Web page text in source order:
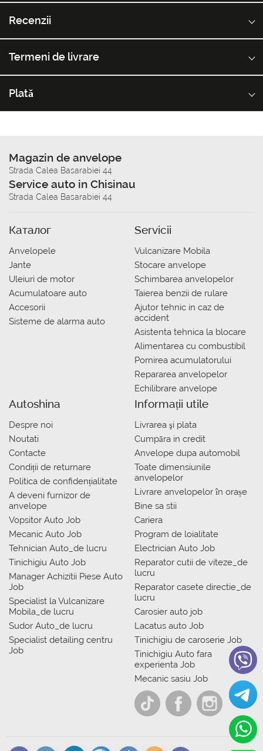
Recenzii
Termeni de livrare
Plată
Magazin de anvelope
Strada Calea Basarabiei 44
Service auto in Chisinau
Strada Calea Basarabiei 44
Каталог
Anvelopele
Jante
Uleiuri de motor
Acumulatoare auto
Accesorii
Sisteme de alarma auto
Servicii
Vulcanizare Mobila
Stocare anvelope
Schimbarea anvelopelor
Taierea benzii de rulare
Ajutor tehnic in caz de
accident
Asistenta tehnica la blocare
Alimentarea cu combustibil
Pornirea acumulatorului
Repararea anvelopelor
Echilibrare anvelope
Autoshina
Despre noi
Noutati
Contacte
Condiții de returnare
Politica de confidențialitate
A deveni furnizor de
anvelope
Vopsitor Auto Job
Mecanic Auto Job
Tehnician Auto_de lucru
Tinichigiu Auto Job
Manager Achizitii Piese Auto
Job
Specialist la Vulcanizare
Mobila_de lucru
Sudor Auto_de lucru
Specialist detailing centru
Job
Informații utile
Livrarea şi plata
Сumpăra in credit
Anvelope dupa automobil
Toate dimensiunile
anvelopelor
Livrare anvelopelor în orașe
Bine sa stii
Cariera
Program de loialitate
Electrician Auto Job
Reparator cutii de viteze_de
lucru
Reparator casete directie_de
lucru
Carosier auto job
Lacatus auto Job
Tinichigiu de caroserie Job
Tinichigiu Auto fara
experienta Job
Mecanic sasiu Job